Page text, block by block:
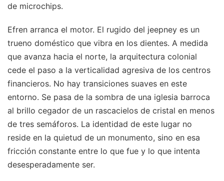
de microchips.
Efren arranca el motor. El rugido del jeepney es un
trueno doméstico que vibra en los dientes. A medida
que avanza hacia el norte, la arquitectura colonial
cede el paso a la verticalidad agresiva de los centros
financieros. No hay transiciones suaves en este
entorno. Se pasa de la sombra de una iglesia barroca
al brillo cegador de un rascacielos de cristal en menos
de tres semáforos. La identidad de este lugar no
reside en la quietud de un monumento, sino en esa
fricción constante entre lo que fue y lo que intenta
desesperadamente ser.